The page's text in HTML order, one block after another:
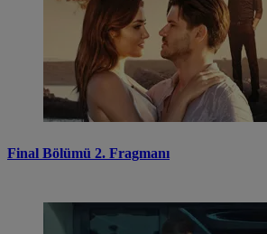
Final Bölümü 2. Fragmanı